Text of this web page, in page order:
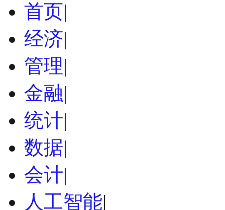
首页|
经济|
管理|
金融|
统计|
数据|
会计|
人工智能|